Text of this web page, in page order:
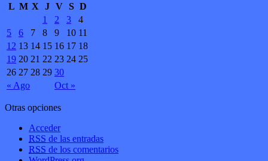
L M X J V S D
« Ago Oct »
1 2 3
4
5
6 7 8 9 10 11
12 13 14 15 16 17 18
19 20 21 22 23 24 25
26 27 28 29 30
Otras opciones
Acceder
RSS de las entradas
RSS de los comentarios